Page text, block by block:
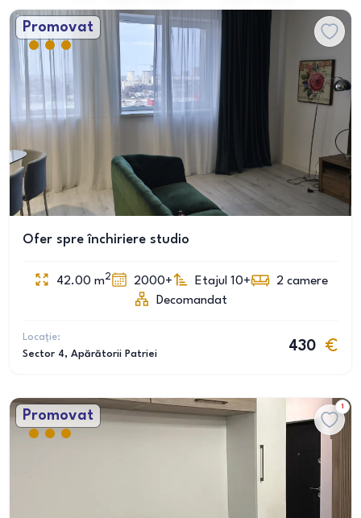
Promovat
Ofer spre închiriere studio
42.00 m2 2000+ Etajul 10+ 2 camere
Decomandat
Locație:
Sector 4, Apărătorii Patriei
430
Promovat
1